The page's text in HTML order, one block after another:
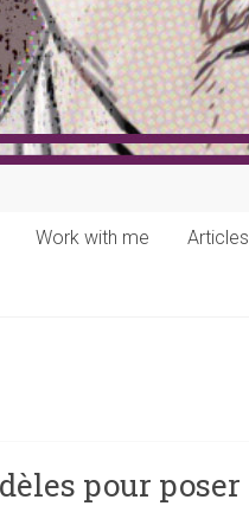
Work with me Articles
pour poser